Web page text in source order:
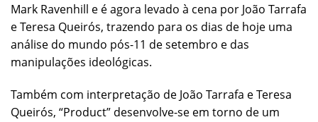
Mark Ravenhill e é agora levado à cena por João Tarrafa
e Teresa Queirós, trazendo para os dias de hoje uma
análise do mundo pós-11 de setembro e das
manipulações ideológicas.
Também com interpretação de João Tarrafa e Teresa
Queirós, “Product” desenvolve-se em torno de um